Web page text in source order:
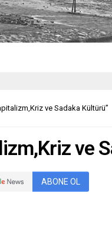
ve Sadaka Kültürü”
ve
ABONE OL